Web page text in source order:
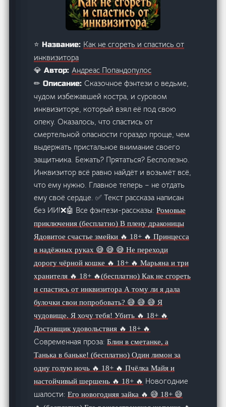
⭐ Название: Как не сгореть и спастись от
инквизитора
💎 Автор:Андреас Попандопулос
✏ Описание:Сказочное фэнтези о ведьме,
чудом избежавшей костра, и суровом
инквизиторе, который взял её под свою
опеку. Оказалось, что спастись от
смертельной опасности гораздо проще, чем
выдержать пристальное внимание своего
защитника. Бежать? Прятаться? Бесполезно.
Инквизитор всё равно найдёт и возьмёт всё,
что ему нужно. Главное теперь – не отдать
ему своё сердце. ✅ Текст рассказа написан
без ИИ!❌🤖 Все фэнтези-рассказы:Ромовые
приключения (бесплатно) В плену драконицы
Ядовитое счастье змейки 🔥 18+ 🔥 Принцесса
в надёжных руках 😅 😅 😅Не переходи
дорогу чёрной кошке 🔥 18+ 🔥 Марьяна и три
хранителя 🔥 18+ 🔥(бесплатно) Как не сгореть
и спастись от инквизитора А тому ли я дала
булочки свои попробовать? 😅 😅 😅 Я
чудовище. Я хочу тебя! Убить 🔥 18+ 🔥
Доставщик удовольствия 🔥 18+ 🔥
Современная проза:Блин в сметанке, а
Танька в баньке! (бесплатно) Один лимон за
одну голую ночь 🔥 18+ 🔥 Пчёлка Майя и
настойчивый шершень 🔥 18+ 🔥 Новогодние
шалости:Его новогодняя зайка 🔥 😅 18+ 😅